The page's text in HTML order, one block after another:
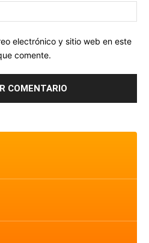
electrónico y sitio web en este
comente.